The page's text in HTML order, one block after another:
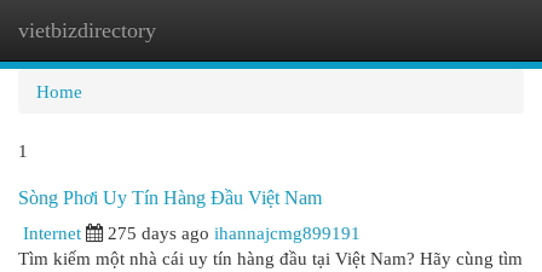
vietbizdirectory
Home
1
Sòng Phơi Uy Tín Hàng Đầu Việt Nam
Internet
275 days ago ihannajcmg899191
Tìm kiếm một nhà cái uy tín hàng đầu tại Việt Nam? Hãy cùng tìm